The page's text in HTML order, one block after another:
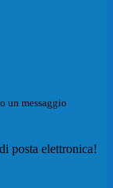
un messaggio
posta elettronica!